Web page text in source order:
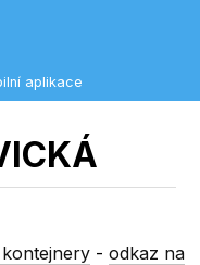
aplikace
kontejnery -odkaz na